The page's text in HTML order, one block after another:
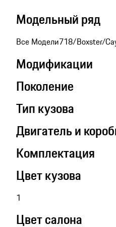
Модельный ряд
Все Модели718/Boxster/
Модификации
Поколение
Тип кузова
Двигатель и
Комплектация
Цвет кузова
1
Цвет салона